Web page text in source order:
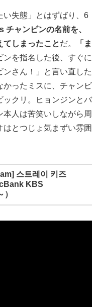
い失態」とはずばり、6
チャンビンの名前を、
てしまったことだ。
「ま
ンを指名した後、すぐに
さん！」と言い直した
かったミスに、チャンビ
ックリ。ヒョンジンとバ
人は苦笑いしながら周
とつじょ気まずい雰囲
스트레이 키즈
KBS